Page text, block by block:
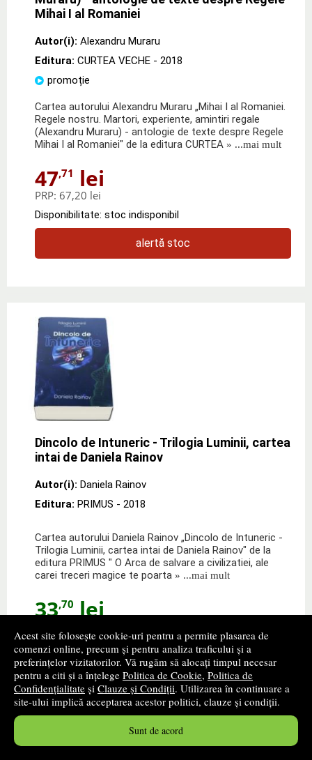
Acest site folosește cookie-uri pentru a permite plasarea de
comenzi online, precum și pentru analiza traficului și a
preferințelor vizitatorilor. Vă rugăm să alocați timpul necesar
pentru a citi și a înțelege Politica de Cookie, Politica de
Confidențialitate și Clauze și Condiții. Utilizarea în continuare a
site-ului implică acceptarea acestor politici, clauze și condiții.
Sunt de acord
Mihai I al Romaniei
Autor(i): Alexandru Muraru
Editura: CURTEA VECHE - 2018
promoție
Cartea autorului Alexandru Muraru „Mihai I al Romaniei.
Regele nostru. Martori, experiente, amintiri regale
(Alexandru Muraru) - antologie de texte despre Regele
Mihai I al Romaniei" de la editura CURTEA » ...mai mult
47,71 lei
PRP: 67,20 lei
Disponibilitate: stoc indisponibil
alertă stoc
Dincolo de Intuneric - Trilogia Luminii, cartea
intai de Daniela Rainov
Autor(i): Daniela Rainov
Editura: PRIMUS - 2018
Cartea autorului Daniela Rainov „Dincolo de Intuneric -
Trilogia Luminii, cartea intai de Daniela Rainov" de la
editura PRIMUS " O Arca de salvare a civilizatiei, ale
carei treceri magice te poarta » ...mai mult
33,70lei
Disponibilitate: stoc indisponibil
alertă stoc